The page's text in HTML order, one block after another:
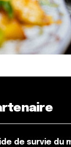
de survie du